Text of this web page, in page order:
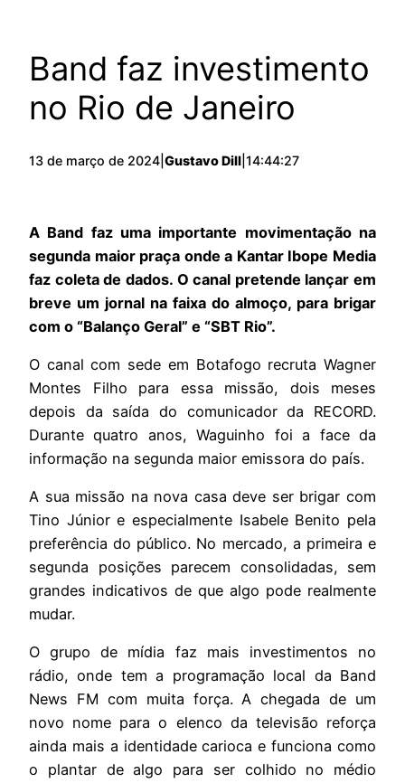
Band faz investimento
no Rio de Janeiro
13 de março de 2024 Gustavo Dill 14:44:27
A Band faz uma importante movimentação na
segunda maior praça onde a Kantar Ibope Media
faz coleta de dados. O canal pretende lançar em
breve um jornal na faixa do almoço, para brigar
com o “Balanço Geral” e “SBT Rio”.
O canal com sede em Botafogo recruta Wagner
Montes Filho para essa missão, dois meses
depois da saída do comunicador da RECORD.
Durante quatro anos, Waguinho foi a face da
informação na segunda maior emissora do país.
A sua missão na nova casa deve ser brigar com
Tino Júnior e especialmente Isabele Benito pela
preferência do público. No mercado, a primeira e
segunda posições parecem consolidadas, sem
grandes indicativos de que algo pode realmente
mudar.
O grupo de mídia faz mais investimentos no
rádio, onde tem a programação local da Band
News FM com muita força. A chegada de um
novo nome para o elenco da televisão reforça
ainda mais a identidade carioca e funciona como
o plantar de algo para ser colhido no médio